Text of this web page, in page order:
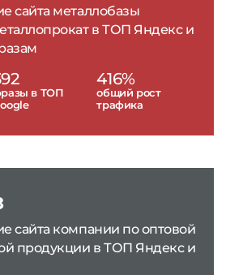
сайта металлобазы
в ТОП Яндекс и
в ТОП
416%
общий рост
трафика
сайта компании по оптовой
продукции в ТОП Яндекс и